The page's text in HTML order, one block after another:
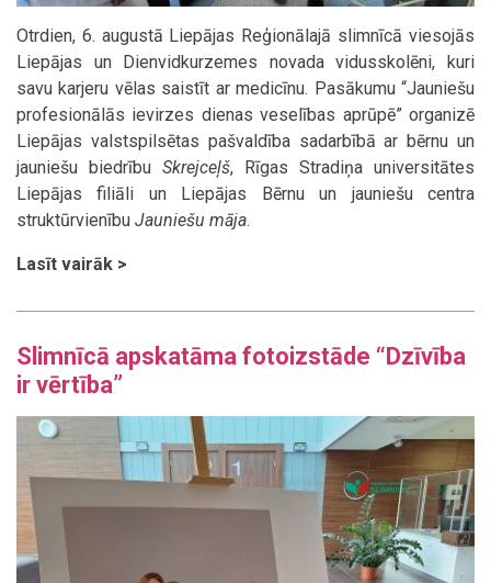
Otrdien, 6. augustā Liepājas Reģionālajā slimnīcā viesojās
Liepājas un Dienvidkurzemes novada vidusskolēni, kuri
savu karjeru vēlas saistīt ar medicīnu. Pasākumu “Jauniešu
profesionālās ievirzes dienas veselības aprūpē” organizē
Liepājas valstspilsētas pašvaldība sadarbībā ar bērnu un
jauniešu biedrību Skrejceļš, Rīgas Stradiņa universitātes
Liepājas filiāli un Liepājas Bērnu un jauniešu centra
struktūrvienību Jauniešu māja.
Lasīt vairāk >
Slimnīcā apskatāma fotoizstāde “Dzīvība
ir vērtība”